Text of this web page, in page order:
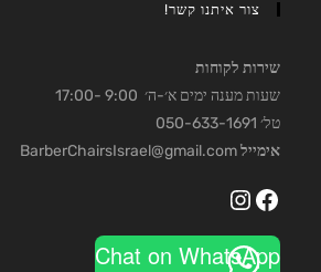
צור איתנו קשר!
שירות לקוחות
שעות מענה ימים א׳-ה׳ 9:00 -17:00
טל׳ 050-633-1691
אימיילBarberChairsIsrael@gmail.com
Facebook
Instagram
Chat on WhatsApp